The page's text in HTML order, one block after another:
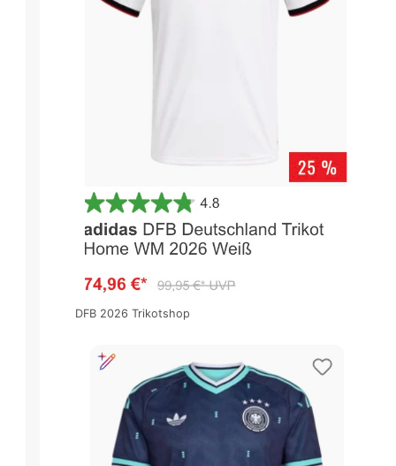
DFB 2026 Trikotshop